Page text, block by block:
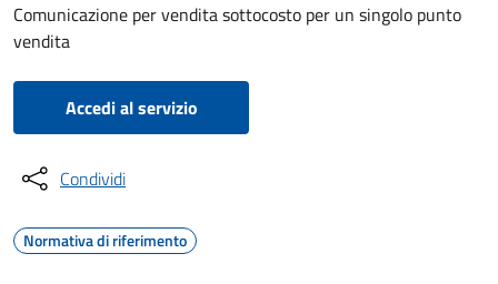
Comunicazione per vendita sottocosto per un singolo punto
vendita
Accedi al servizio
Condividi
Normativa di riferimento